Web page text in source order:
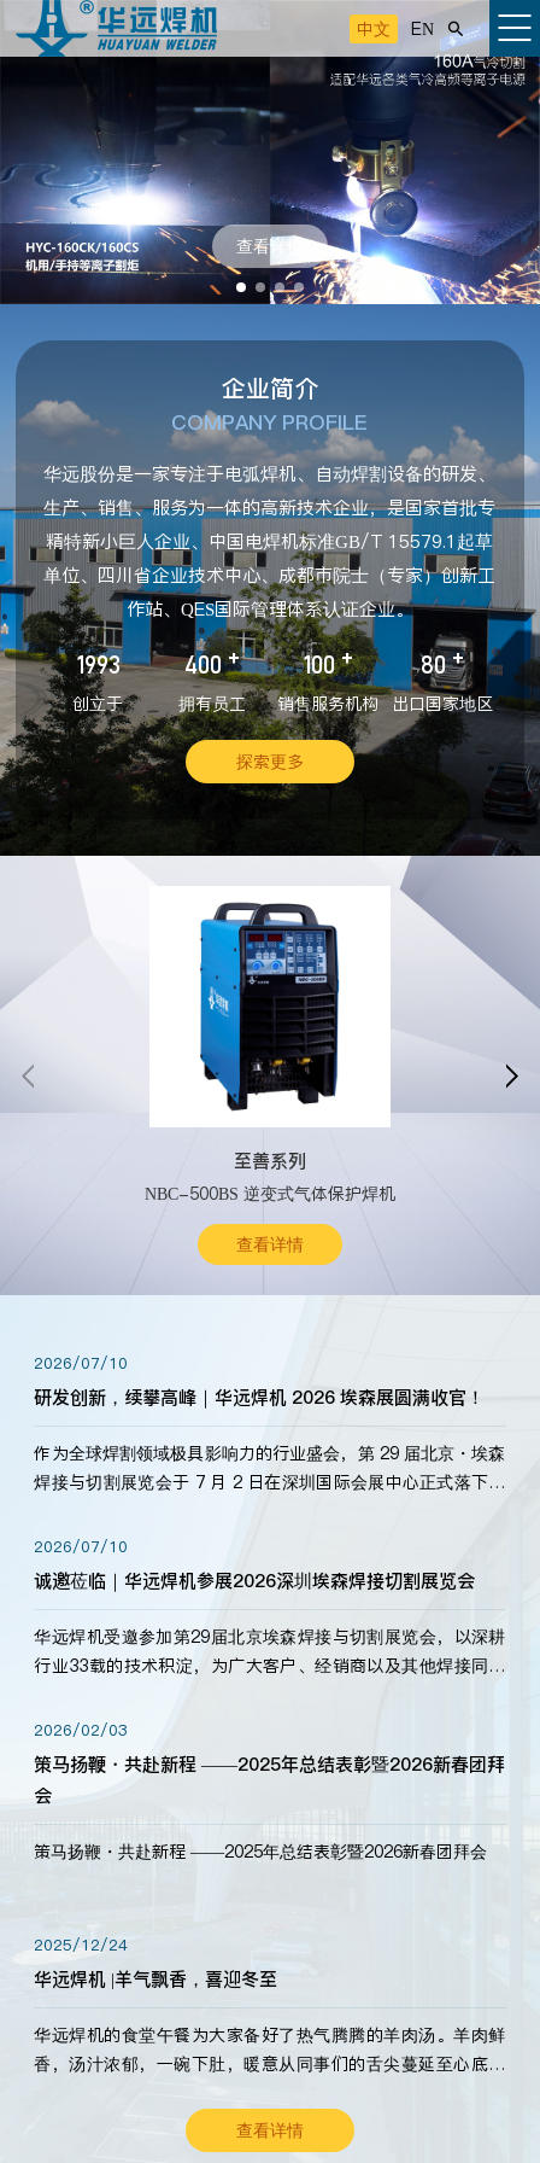
中文 EN 
查看详情
企业简介
COMPANY PROFILE
华远股份是一家专注于电弧焊机、自动焊割设备的研发、
生产、销售、服务为一体的高新技术企业，是国家首批专
精特新小巨人企业、中国电焊机标准GB/T 15579.1起草
单位、四川省企业技术中心、成都市院士（专家）创新工
作站、QES国际管理体系认证企业。
1993
创立于
400 +
拥有员工
100 +
销售服务机构
80 +
出口国家地区
探索更多
至善系列
NBC-500BS 逆变式气体保护焊机
查看详情
 
2026/07/10
研发创新，续攀高峰｜华远焊机 2026 埃森展圆满收官！
作为全球焊割领域极具影响力的行业盛会，第 29 届北京・埃森
焊接与切割展览会于 7 月 2 日在深圳国际会展中心正式落下帷
标准，持之以恒研发新产品、新技术。新老客户、行业伙伴、
海内外客户为目睹公司发布的新产…
2026/07/10
诚邀莅临｜华远焊机参展2026深圳埃森焊接切割展览会
华远焊机受邀参加第29届北京埃森焊接与切割展览会，以深耕
行业33载的技术积淀，为广大客户、经销商以及其他焊接同仁
2026/02/03
策马扬鞭・共赴新程 ——2025年总结表彰暨2026新春团拜
会
策马扬鞭・共赴新程 ——2025年总结表彰暨2026新春团拜会
2025/12/24
华远焊机 |羊气飘香，喜迎冬至
华远焊机的食堂午餐为大家备好了热气腾腾的羊肉汤。羊肉鲜
香，汤汁浓郁，一碗下肚，暖意从同事们的舌尖蔓延至心底。
查看详情